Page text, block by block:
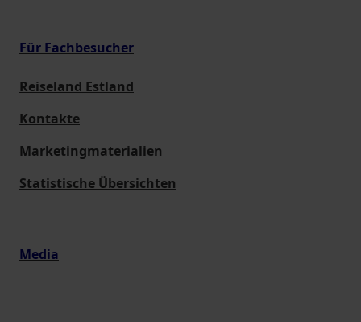
Für Fachbesucher
Reiseland Estland
Kontakte
Marketingmaterialien
Statistische Übersichten
Media